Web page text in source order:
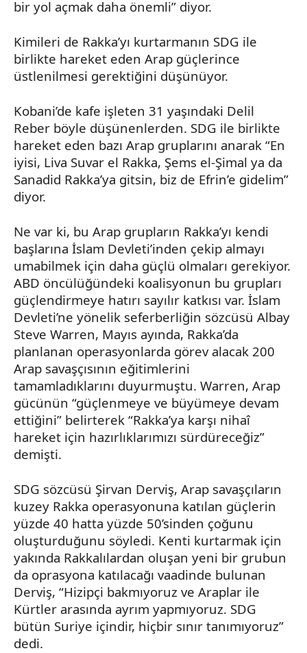
bir yol açmak daha önemli” diyor.
Kimileri de Rakka’yı kurtarmanın SDG ile
birlikte hareket eden Arap güçlerince
üstlenilmesi gerektiğini düşünüyor.
Kobani’de kafe işleten 31 yaşındaki Delil
Reber böyle düşünenlerden. SDG ile birlikte
hareket eden bazı Arap gruplarını anarak “En
iyisi, Liva Suvar el Rakka, Şems el-Şimal ya da
Sanadid Rakka’ya gitsin, biz de Efrin’e gidelim”
diyor.
Ne var ki, bu Arap grupların Rakka’yı kendi
başlarına İslam Devleti’inden çekip almayı
umabilmek için daha güçlü olmaları gerekiyor.
ABD öncülüğündeki koalisyonun bu grupları
güçlendirmeye hatırı sayılır katkısı var. İslam
Devleti’ne yönelik seferberliğin sözcüsü Albay
Steve Warren, Mayıs ayında, Rakka’da
planlanan operasyonlarda görev alacak 200
Arap savaşçısının eğitimlerini
tamamladıklarını duyurmuştu. Warren, Arap
gücünün “güçlenmeye ve büyümeye devam
ettiğini” belirterek “Rakka’ya karşı nihaî
hareket için hazırlıklarımızı sürdüreceğiz”
demişti.
SDG sözcüsü Şirvan Derviş, Arap savaşçıların
kuzey Rakka operasyonuna katılan güçlerin
yüzde 40 hatta yüzde 50’sinden çoğunu
oluşturduğunu söyledi. Kenti kurtarmak için
yakında Rakkalılardan oluşan yeni bir grubun
da oprasyona katılacağı vaadinde bulunan
Derviş, “Hizipçi bakmıyoruz ve Araplar ile
Kürtler arasında ayrım yapmıyoruz. SDG
bütün Suriye içindir, hiçbir sınır tanımıyoruz”
dedi.